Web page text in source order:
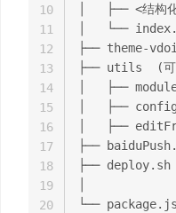
│   ├── <结构
│   └──
├── theme-
├── utils  (可
│   ├──
│   ├──
│   ├──
├──
├── deploy.sh
10
11
12
13
14
15
16
17
18
19
20